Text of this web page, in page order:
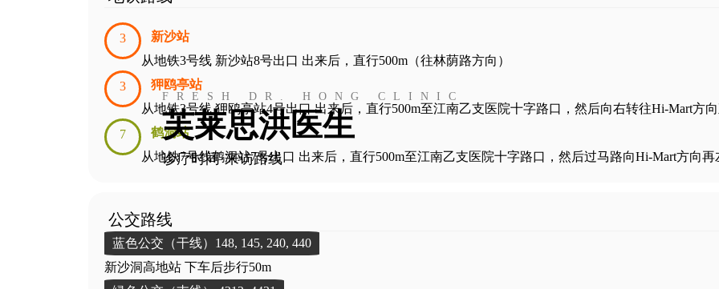
FRESH DR. HONG CLINIC
芙莱思洪医生
诊疗时间·来访路线
3 新沙站
从地铁3号线 新沙站8号出口 出来后，直行500m（往林荫路方向）
3
狎鸥亭站
从地铁3号线 狎鸥亭站4号出口 出来后，直行500m至江南乙支医院十字路口，然后向右转往Hi-Mart方
7
鹤洞站
从地铁7号线鹤洞站7号出口 出来后，直行500m至江南乙支医院十字路口，然后过马路向Hi-Mart方向再
公交路线
蓝色公交（干线）148, 145, 240, 440
新沙洞高地站 下车后步行50m